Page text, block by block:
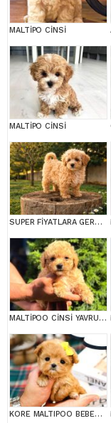
MALTİPO CİNSİ
MALTİPO CİNSİ
SUPER FİYATLARA GERÇEK MALTİPOO YAVRULAR
MALTİPOO CİNSİ YAVRULAR EV ÜRETİMİ
KORE MALTIPOO BEBEKLERIM